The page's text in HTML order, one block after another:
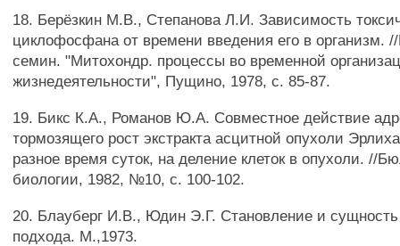
18. Берёзкин М.В., Степанова Л.И. Зависимость
циклофосфана от времени введения его в организм.
семин. "Митохондр. процессы во временной
жизнедеятельности", Пущино, 1978, с. 85-87.
19. Бикс К.А., Романов Ю.А. Совместное действие
тормозящего рост экстракта асцитной опухоли
разное время суток, на деление клеток в опухоли. //
биологии, 1982, №10, с. 100-102.
20. Блауберг И.В., Юдин Э.Г. Становление и сущность
подхода. М.,1973.